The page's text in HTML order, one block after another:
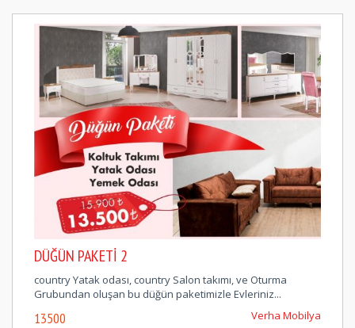
DÜĞÜN PAKETI 2
country Yatak odası, country Salon takımı, ve Oturma
Grubundan oluşan bu düğün paketimizle Evleriniz...
13500 Verha Mobilya